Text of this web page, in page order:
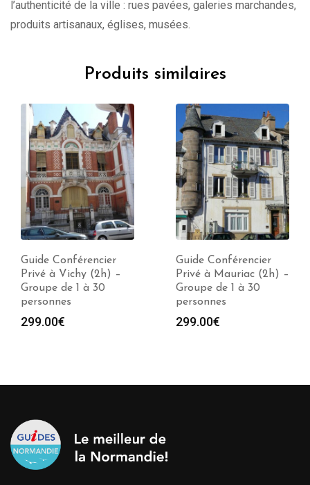
l’authenticité de la ville : rues pavées, galeries marchandes,
produits artisanaux, églises, musées.
Produits similaires
Guide Conférencier
Privé à Vichy (2h) –
Groupe de 1 à 30
personnes
299.00€
Guide Conférencier
Privé à Mauriac (2h) –
Groupe de 1 à 30
personnes
299.00€